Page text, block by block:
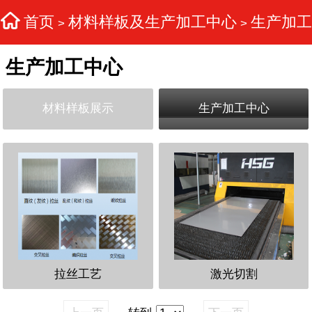
首页 > 材料样板及生产加工中心> 生产加工
生产加工中心
材料样板展示 生产加工中心
拉丝工艺 激光切割